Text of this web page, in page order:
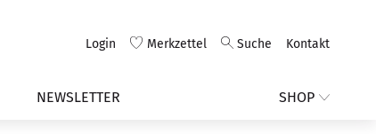
Login Merkzettel Suche Kontakt
NEWSLETTER SHOP